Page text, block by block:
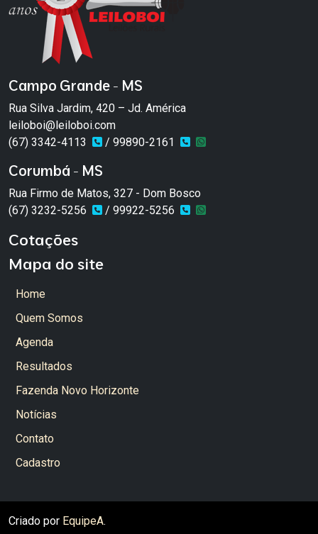
Campo Grande - MS
Rua Silva Jardim, 420 – Jd. América
leiloboi@leiloboi.com
(67) 3342-4113
/ 99890-2161
Corumbá - MS
Rua Firmo de Matos, 327 - Dom Bosco
(67) 3232-5256
/ 99922-5256
Cotações
Mapa do site
Home
Quem Somos
Agenda
Resultados
Fazenda Novo Horizonte
Notícias
Contato
Cadastro
Criado por EquipeA.